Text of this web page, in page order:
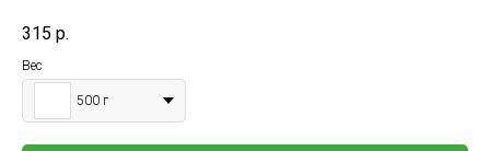
315 р.
Вес
500 г